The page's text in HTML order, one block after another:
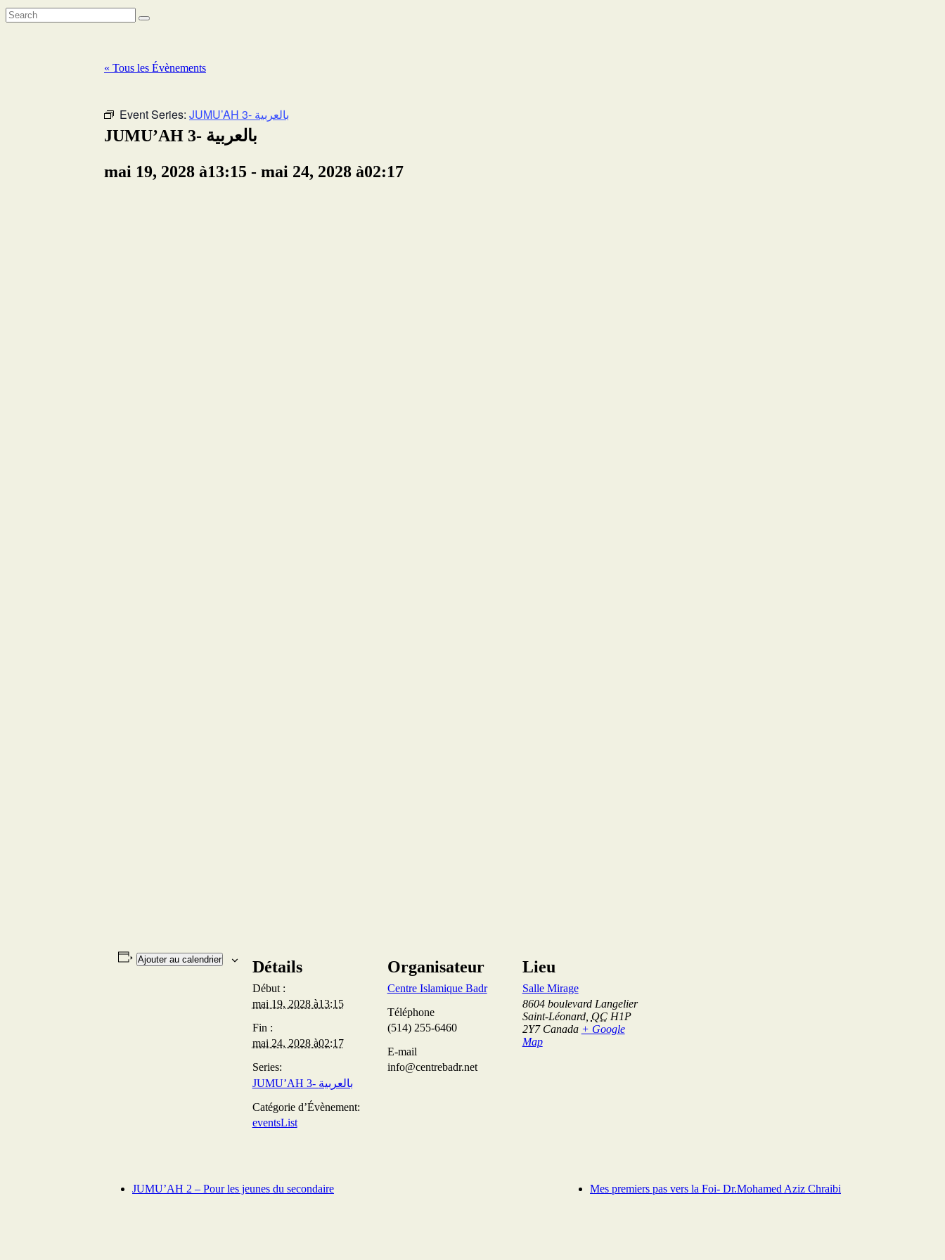
« Tous les Évènements
Event Series: JUMU’AH 3- بالعربية
JUMU’AH 3- بالعربية
mai 19, 2028 à13:15 - mai 24, 2028 à02:17
Ajouter au calendrier Détails
Début :
mai 19, 2028 à13:15
Fin :
mai 24, 2028 à02:17
Series:
JUMU’AH 3- بالعربية
Catégorie d’Évènement:
eventsList
Organisateur
Centre Islamique Badr
Téléphone
(514) 255-6460
E-mail
info@centrebadr.net
Lieu
Salle Mirage
8604 boulevard Langelier
Saint-Léonard, QC H1P
2Y7 Canada + Google
Map
JUMU’AH 2 – Pour les jeunes du secondaire Mes premiers pas vers la Foi- Dr.Mohamed Aziz Chraibi